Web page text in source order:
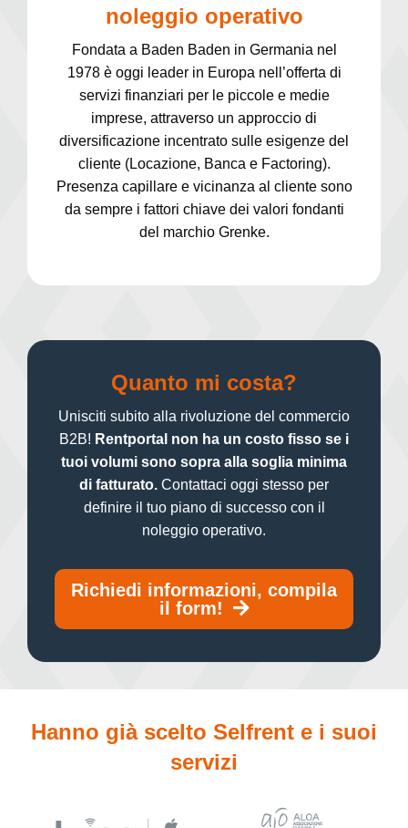
noleggio operativo
Fondata a Baden Baden in Germania nel
1978 è oggi leader in Europa nell’offerta di
servizi finanziari per le piccole e medie
imprese, attraverso un approccio di
diversificazione incentrato sulle esigenze del
cliente (Locazione, Banca e Factoring).
Presenza capillare e vicinanza al cliente sono
da sempre i fattori chiave dei valori fondanti
del marchio Grenke.
Quanto mi costa?
Unisciti subito alla rivoluzione del commercio
B2B! Rentportal non ha un costo fisso se i
tuoi volumi sono sopra alla soglia minima
di fatturato. Contattaci oggi stesso per
definire il tuo piano di successo con il
noleggio operativo.
Richiedi informazioni, compila
il form!
Hanno già scelto Selfrent e i suoi
servizi